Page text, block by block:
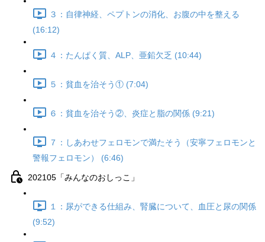
３：自律神経、ペプトンの消化、お腹の中を整える
(16:12)
４：たんぱく質、ALP、亜鉛欠乏 (10:44)
５：貧血を治そう① (7:04)
６：貧血を治そう②、炎症と脂の関係 (9:21)
７：しあわせフェロモンで満たそう（安寧フェロモンと
警報フェロモン） (6:46)
202105「みんなのおしっこ」
１：尿ができる仕組み、腎臓について、血圧と尿の関係
(9:52)